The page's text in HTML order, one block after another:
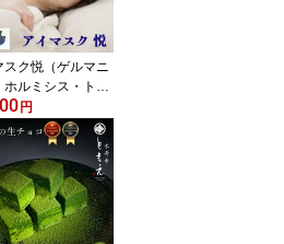
無添加 お取り寄
産 贈答 グルテン
京寿庵ともえ お
スク悦（ゲルマニ
ホルミシス・トル
正規代理店
円